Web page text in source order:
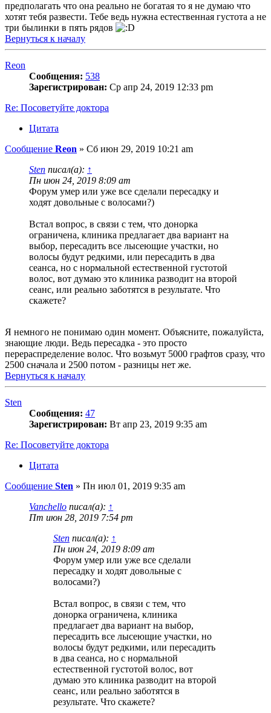
предполагать что она реально не богатая то я не думаю что
хотят тебя развести. Тебе ведь нужна естественная густота а не
три былинки в пять рядов
Вернуться к началу
Reon
Сообщения: 538
Зарегистрирован: Ср апр 24, 2019 12:33 pm
Re: Посоветуйте доктора
Цитата
Сообщение Reon » Сб июн 29, 2019 10:21 am
Sten писал(а): ↑
Пн июн 24, 2019 8:09 am
Форум умер или уже все сделали пересадку и
ходят довольные с волосами?)
Встал вопрос, в связи с тем, что донорка
ограничена, клиника предлагает два вариант на
выбор, пересадить все лысеющие участки, но
волосы будут редкими, или пересадить в два
сеанса, но с нормальной естественной густотой
волос, вот думаю это клиника разводит на второй
сеанс, или реально заботятся в результате. Что
скажете?
Я немного не понимаю один момент. Объясните, пожалуйста,
знающие люди. Ведь пересадка - это просто
перераспределение волос. Что возьмут 5000 графтов сразу, что
2500 сначала и 2500 потом - разницы нет же.
Вернуться к началу
Sten
Сообщения: 47
Зарегистрирован: Вт апр 23, 2019 9:35 am
Re: Посоветуйте доктора
Цитата
Сообщение Sten » Пн июл 01, 2019 9:35 am
Vanchello писал(а): ↑
Пт июн 28, 2019 7:54 pm
Sten писал(а): ↑
Пн июн 24, 2019 8:09 am
Форум умер или уже все сделали
пересадку и ходят довольные с
волосами?)
Встал вопрос, в связи с тем, что
донорка ограничена, клиника
предлагает два вариант на выбор,
пересадить все лысеющие участки, но
волосы будут редкими, или пересадить
в два сеанса, но с нормальной
естественной густотой волос, вот
думаю это клиника разводит на второй
сеанс, или реально заботятся в
результате. Что скажете?